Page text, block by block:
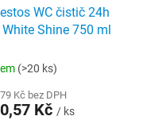
WC čistič 24h
White Shine 750 ml
(>20 ks)
Kč bez DPH
Kč / ks